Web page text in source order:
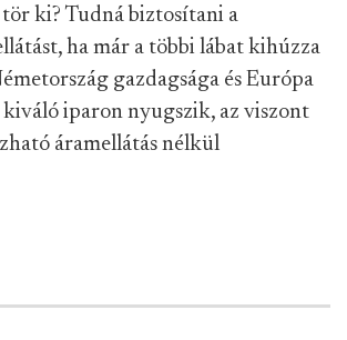
ki? Tudná biztosítani a
ha már a többi lábat kihúzza
gazdagsága és Európa
iparon nyugszik, az viszont
áramellátás nélkül